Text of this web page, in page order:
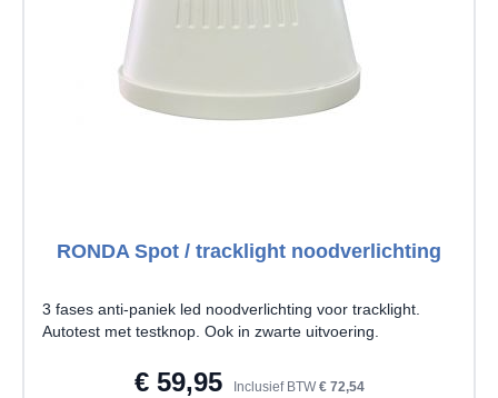
RONDA Spot / tracklight noodverlichting
3 fases anti-paniek led noodverlichting voor tracklight.
Autotest met testknop. Ook in zwarte uitvoering.
€ 59,95 Inclusief BTW € 72,54